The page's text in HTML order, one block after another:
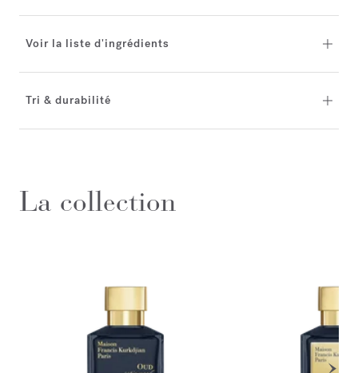
Voir la liste d'ingrédients
Tri & durabilité
La collection